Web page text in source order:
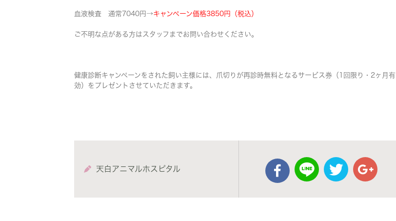
血液検査 通常7040円→キャンペーン価格3850円（税込）
ご不明な点がある方はスタッフまでお問い合わせください。
健康診断キャンペーンをされた飼い主様には、爪切りが再診時無料となるサービス券（1回限り・2ヶ月有
効）をプレゼントさせていただきます。
天白アニマルホスピタル